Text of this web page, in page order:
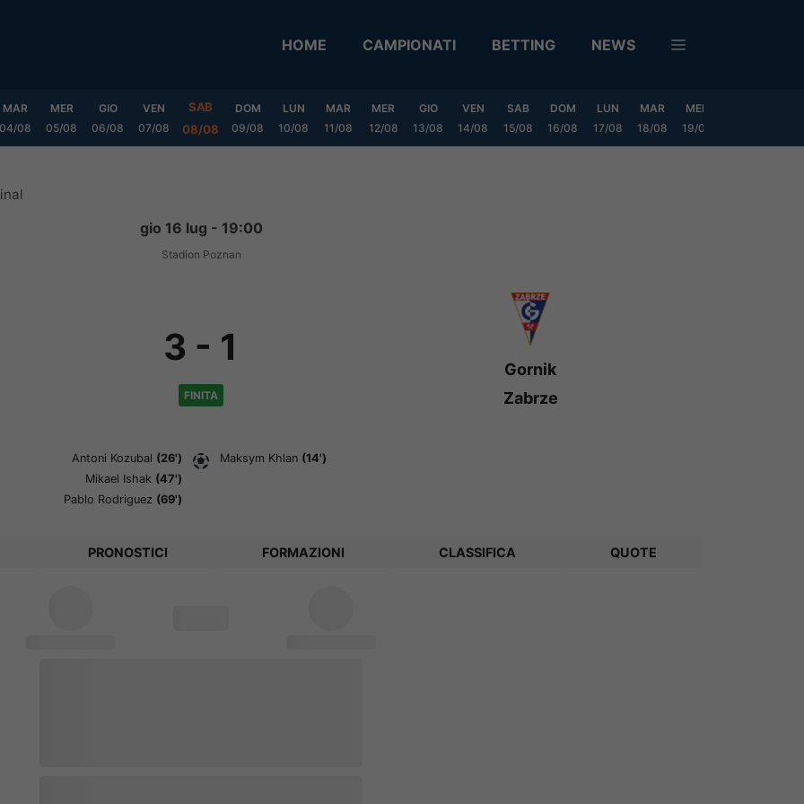
HOME CAMPIONATI BETTING NEWS
MAR
04/08
MER
05/08
GIO
06/08
VEN
07/08
SAB
08/08
DOM
09/08
LUN
10/08
MAR
11/08
MER
12/08
GIO
13/08
VEN
14/08
SAB
15/08
DOM
16/08
LUN
17/08
MAR
18/08
MER
19/08
gio 16 lug - 19:00
Stadion Poznan
3 - 1
FINITA
Gornik
Zabrze
Antoni Kozubal (26')
Mikael Ishak (47')
Pablo Rodriguez (69')
Maksym Khlan (14')
PRONOSTICI FORMAZIONI CLASSIFICA QUOTE